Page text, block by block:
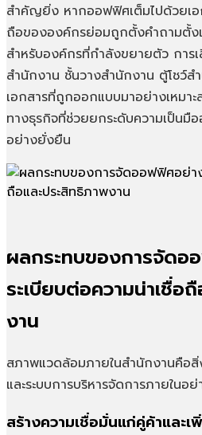
สำคัญยิ่ง หากออฟฟิศเต็มไปด้วยเอก
ถือขององค์กรย่อมถูกตั้งคำถามตั้งแ
สำหรับองค์กรที่กำลังขยายตัว การ
สำนักงาน ชั้นวางสำนักงาน ตู้โชว์ส
เอกสารที่ถูกออกแบบมาอย่างเหมา
ทางธุรกิจที่ช่วยยกระดับความเป็นมื
อย่างยั่งยืน
ผลกระทบของการจัดอ
ระเบียบต่อความน่าเชื่อ
งาน
สภาพแวดล้อมภายในสำนักงานคือ
และระบบการบริหารจัดการภายในอ
สร้างความเชื่อมั่นแก่คู่ค้าและ